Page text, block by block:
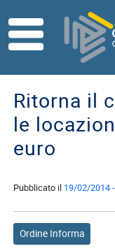
HOME
Direttivo
Consiglio
di
Contatti
Commissioni
Referenti
Ritorna il
le
euro
Pubblicato il 19/02/2014
Ordine Informa